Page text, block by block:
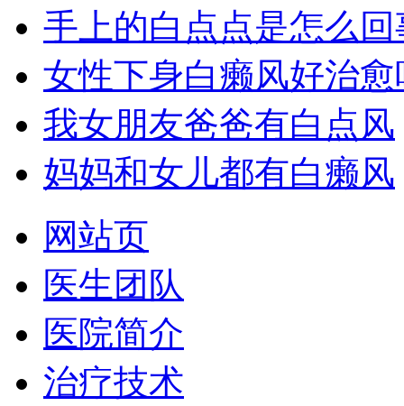
手上的白点点是怎么
女性下身白癞风好治愈
我女朋友爸爸有白点风
妈妈和女儿都有白癞风
网站页
医生团队
医院简介
治疗技术